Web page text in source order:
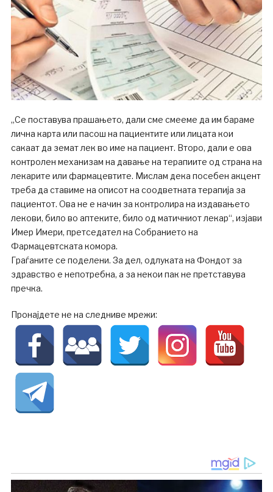
„Се поставува прашањето, дали сме смееме да им бараме
лична карта или пасош на пациентите или лицата кои
сакаат да земат лек во име на пациент. Второ, дали е ова
контролен механизам на давање на терапиите од страна на
лекарите или фармацевтите. Мислам дека посебен акцент
треба да ставиме на описот на соодветната терапија за
пациентот. Ова не е начин за контролира на издавањето
лекови, било во аптеките, било од матичниот лекар“, изјави
Имер Имери, претседател на Собранието на
Фармацевтската комора.
Граѓаните се поделени. За дел, одлуката на Фондот за
здравство е непотребна, а за некои пак не претставува
пречка.
Пронајдете не на следниве мрежи: